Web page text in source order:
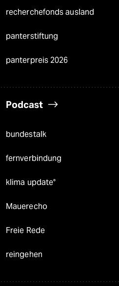
recherchefonds ausland
panterstiftung
panterpreis 2026
Podcast
bundestalk
fernverbindung
klima update°
Mauerecho
Freie Rede
reingehen